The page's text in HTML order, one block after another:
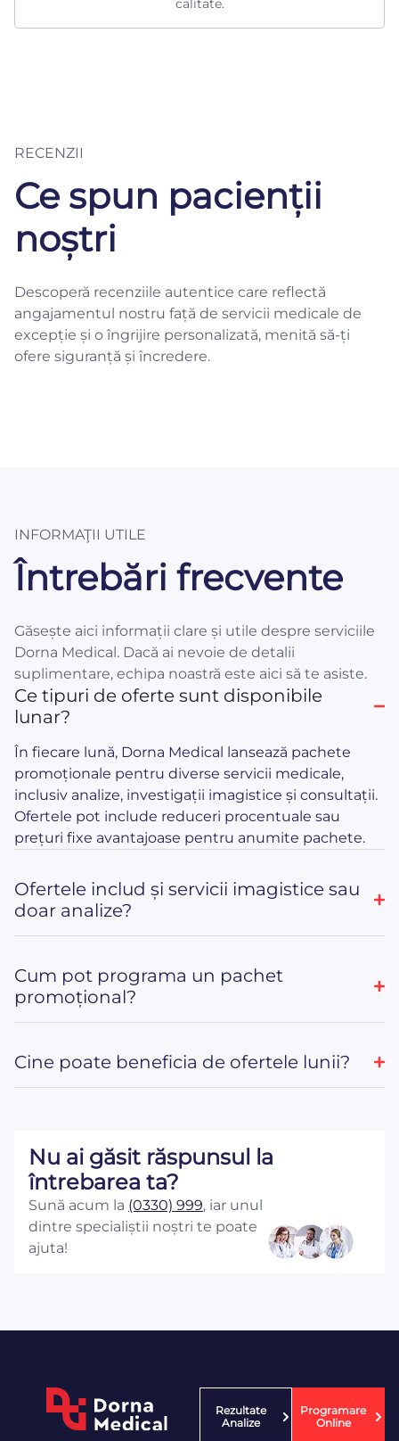
calitate.
RECENZII
Ce spun pacienții
noștri
Descoperă recenziile autentice care reflectă
angajamentul nostru față de servicii medicale de
excepție și o îngrijire personalizată, menită să-ți
ofere siguranță și încredere.
INFORMAŢII UTILE
Întrebări frecvente
Găsește aici informații clare și utile despre serviciile
Dorna Medical. Dacă ai nevoie de detalii
suplimentare, echipa noastră este aici să te asiste.
Ce tipuri de oferte sunt disponibile
lunar?
În fiecare lună, Dorna Medical lansează pachete
promoționale pentru diverse servicii medicale,
inclusiv analize, investigații imagistice și consultații.
Ofertele pot include reduceri procentuale sau
prețuri fixe avantajoase pentru anumite pachete.
Ofertele includ și servicii imagistice sau
doar analize?
Cum pot programa un pachet
promoțional?
Cine poate beneficia de ofertele lunii?
Nu ai găsit răspunsul la
întrebarea ta?
Sună acum la (0330) 999, iar unul
dintre specialiștii noștri te poate
ajuta!
Rezultate
Analize
Programare
Online